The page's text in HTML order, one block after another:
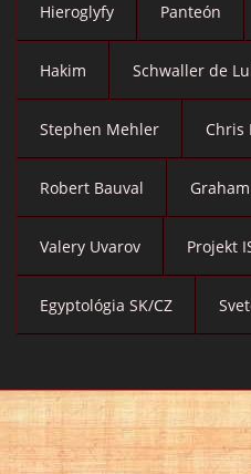
Hieroglyfy Panteón
Hakim Schwaller de
Stephen Mehler Chris
Robert Bauval
Valery Uvarov Projekt
Egyptológia SK/CZ